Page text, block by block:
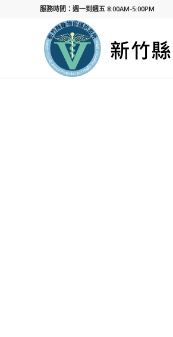
服務時間：週一到週五 8:00AM-5:00PM